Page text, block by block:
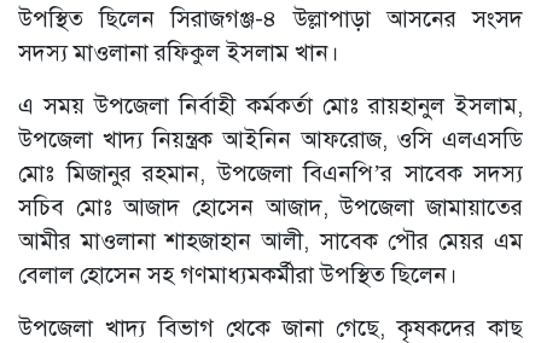
উপস্থিত ছিলেন সিরাজগঞ্জ-৪ উল্লাপাড়া আসনের সংসদ
সদস্য মাওলানা রফিকুল ইসলাম খান।
এ সময় উপজেলা নির্বাহী কর্মকর্তা মোঃ রায়হানুল ইসলাম,
উপজেলা খাদ্য নিয়ন্ত্রক আইনিন আফরোজ, ওসি এলএসডি
মোঃ মিজানুর রহমান, উপজেলা বিএনপি’র সাবেক সদস্য
সচিব মোঃ আজাদ হোসেন আজাদ, উপজেলা জামায়াতের
আমীর মাওলানা শাহজাহান আলী, সাবেক পৌর মেয়র এম
বেলাল হোসেন সহ গণমাধ্যমকর্মীরা উপস্থিত ছিলেন।
উপজেলা খাদ্য বিভাগ থেকে জানা গেছে, কৃষকদের কাছ